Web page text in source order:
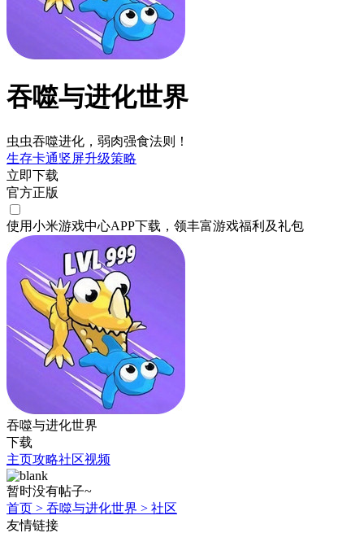
吞噬与进化世界
虫虫吞噬进化，弱肉强食法则！
生存卡通竖屏升级策略
立即下载
官方正版
使用小米游戏中心APP下载 ，领丰富游戏福利 及礼包
吞噬与进化世界
下载
主页攻略社区视频
暂时没有帖子~
首页 > 吞噬与进化世界 > 社区
友情链接